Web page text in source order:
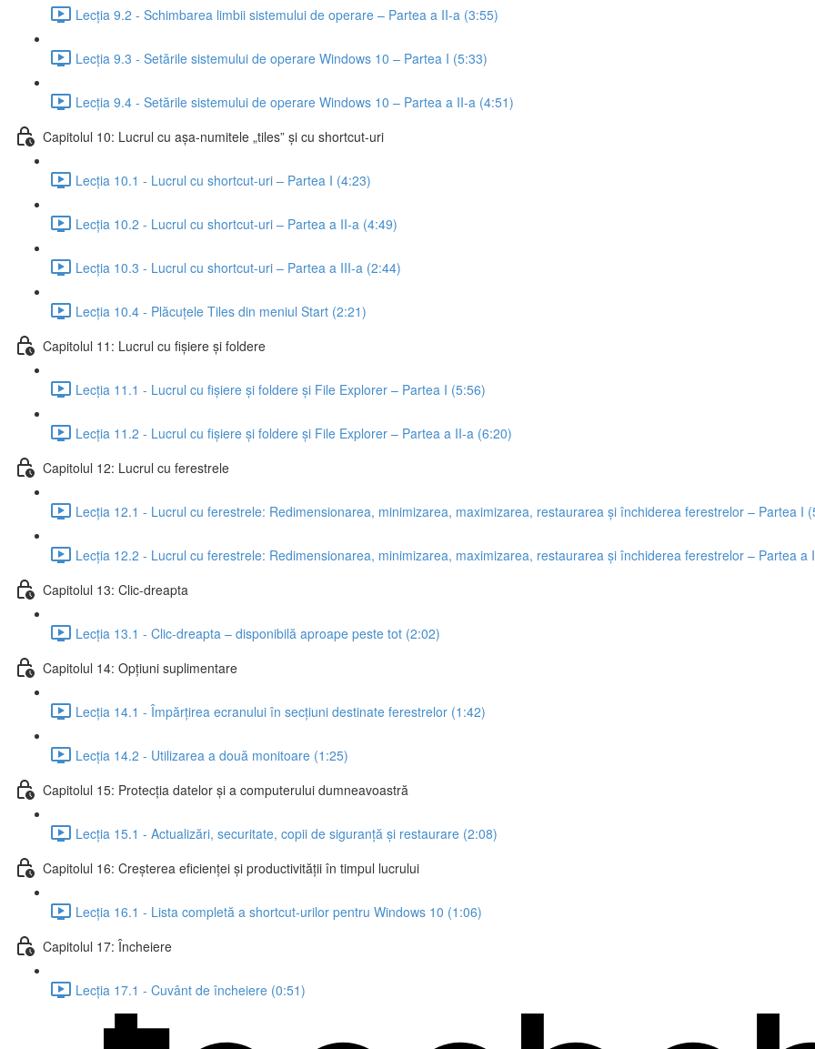
Lecția 9.2 - Schimbarea limbii sistemului de operare – Partea a II-a (3:55)
Lecția 9.3 - Setările sistemului de operare Windows 10 – Partea I (5:33)
Lecția 9.4 - Setările sistemului de operare Windows 10 – Partea a II-a (4:51)
Capitolul 10: Lucrul cu așa-numitele „tiles” și cu shortcut-uri
Lecția 10.1 - Lucrul cu shortcut-uri – Partea I (4:23)
Lecția 10.2 - Lucrul cu shortcut-uri – Partea a II-a (4:49)
Lecția 10.3 - Lucrul cu shortcut-uri – Partea a III-a (2:44)
Lecția 10.4 - Plăcuțele Tiles din meniul Start (2:21)
Capitolul 11: Lucrul cu fișiere și foldere
Lecția 11.1 - Lucrul cu fișiere și foldere și File Explorer – Partea I (5:56)
Lecția 11.2 - Lucrul cu fișiere și foldere și File Explorer – Partea a II-a (6:20)
Capitolul 12: Lucrul cu ferestrele
Lecția 12.1 - Lucrul cu ferestrele: Redimensionarea, minimizarea, maximizarea, restaurarea și închiderea ferestrelor – Partea I
Lecția 12.2 - Lucrul cu ferestrele: Redimensionarea, minimizarea, maximizarea, restaurarea și închiderea ferestrelor – Partea a
Capitolul 13: Clic-dreapta
Lecția 13.1 - Clic-dreapta – disponibilă aproape peste tot (2:02)
Capitolul 14: Opțiuni suplimentare
Lecția 14.1 - Împărțirea ecranului în secțiuni destinate ferestrelor (1:42)
Lecția 14.2 - Utilizarea a două monitoare (1:25)
Capitolul 15: Protecția datelor și a computerului dumneavoastră
Lecția 15.1 - Actualizări, securitate, copii de siguranță și restaurare (2:08)
Capitolul 16: Creșterea eficienței și productivității în timpul lucrului
Lecția 16.1 - Lista completă a shortcut-urilor pentru Windows 10 (1:06)
Capitolul 17: Încheiere
Lecția 17.1 - Cuvânt de încheiere (0:51)